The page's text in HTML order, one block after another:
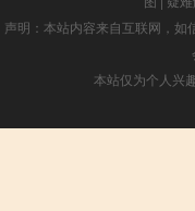
声明：本站内容来自互联网，
本站仅为个人兴